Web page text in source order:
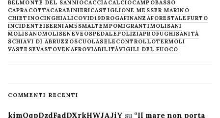
BELMONTE DEL SANNIOCACCIACALCIOCAMPOBASSO
CAPRACOTTACARABINIERICASTIGLIONE MESSER MARINO
CHIETINOCINGHIALICOVID19DROGAFINANZAFORESTALE FURTO
INCIDENTEISERNIAM5SMALTEMPOMIGRANTIMOLISANI
MOLISANOMOLISENEVE OSPEDALEPOLIZIAPROFUGHISANITÀ
SCHIAVI DI ABRUZZOSCUOLASELECONTROLLOTERMOLI
VASTESEVASTOVENAFROVIABILITÀVIGILI DEL FUOCO
COMMENTI RECENTI
kimQqpDzdFadDXrkHWJAJiY su “Il mare non porta